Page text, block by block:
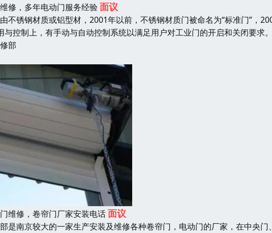
修，多年电动门服务经验面议
不锈钢材质或铝型材，2001年以前，不锈钢材质门被命名为“标准门”，
与控制上，有手动与自动控制系统以满足用户对工业门的开启和关闭要求
部
维修，卷帘门厂家安装电话面议
是南京较大的一家生产安装及维修各种卷帘门，电动门的厂家，在中央